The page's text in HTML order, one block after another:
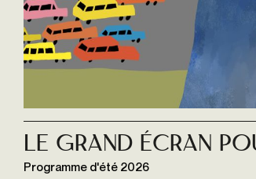
Le grand écran
Programme d'été 2026